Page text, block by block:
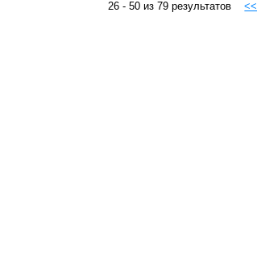
26 - 50 из 79 результатов<<